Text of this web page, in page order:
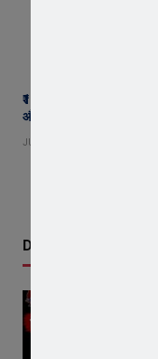
₹1000 की नौकरी से डीएसपी
और सुरेंद्र गाडरिया
JULY 14, 2026
Don't Miss